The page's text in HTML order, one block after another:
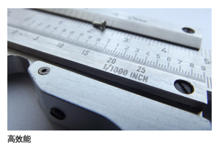
高效能